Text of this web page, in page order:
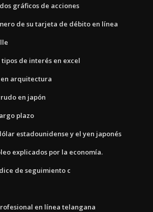
gráficos de acciones
de su tarjeta de débito en línea
de interés en excel
arquitectura
en japón
plazo
estadounidense y el yen japonés
explicados por la economía.
de seguimiento c
en línea telangana